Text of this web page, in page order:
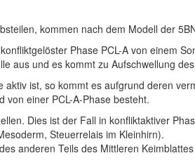
kommen nach dem Modell der
Phase PCL-A von einem
aus und es kommt zu Aufschwellung
ist, so kommt es aufgrund deren
von einer PCL-A-Phase besteht.
Dies ist der Fall in konfliktaktiver
Steuerrelais im Kleinhirn).
anderen Teils des Mittleren